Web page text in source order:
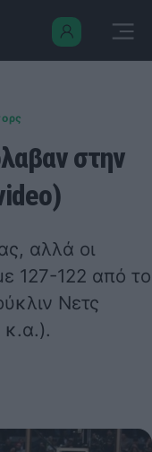
στην
αλλά οι
127-122 από το
Νετς
κ.α.).